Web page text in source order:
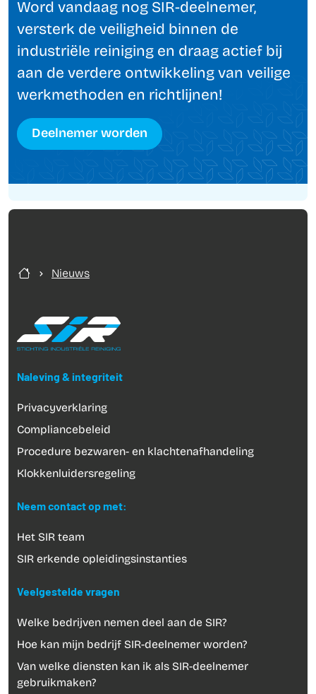
Word vandaag nog SIR-deelnemer,
versterk de veiligheid binnen de
industriële reiniging en draag actief bij
aan de verdere ontwikkeling van veilige
werkmethoden en richtlijnen!
Deelnemer worden
Nieuws
Naleving & integriteit
Privacyverklaring
Compliancebeleid
Procedure bezwaren- en klachtenafhandeling
Klokkenluidersregeling
Neem contact op met:
Het SIR team
SIR erkende opleidingsinstanties
Veelgestelde vragen
Welke bedrijven nemen deel aan de SIR?
Hoe kan mijn bedrijf SIR-deelnemer worden?
Van welke diensten kan ik als SIR-deelnemer
gebruikmaken?